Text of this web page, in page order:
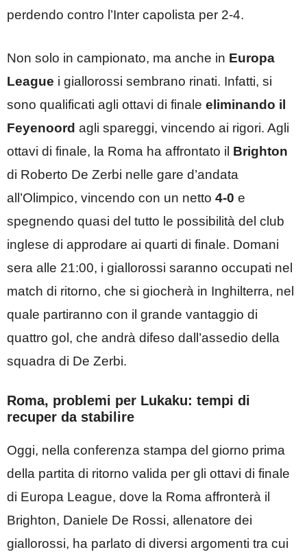
perdendo contro l’Inter capolista per 2-4.
Non solo in campionato, ma anche in Europa
League i giallorossi sembrano rinati. Infatti, si
sono qualificati agli ottavi di finale eliminando il
Feyenoord agli spareggi, vincendo ai rigori. Agli
ottavi di finale, la Roma ha affrontato il Brighton
di Roberto De Zerbi nelle gare d’andata
all’Olimpico, vincendo con un netto 4-0 e
spegnendo quasi del tutto le possibilità del club
inglese di approdare ai quarti di finale. Domani
sera alle 21:00, i giallorossi saranno occupati nel
match di ritorno, che si giocherà in Inghilterra, nel
quale partiranno con il grande vantaggio di
quattro gol, che andrà difeso dall’assedio della
squadra di De Zerbi.
Roma, problemi per Lukaku: tempi di
recuper da stabilire
Oggi, nella conferenza stampa del giorno prima
della partita di ritorno valida per gli ottavi di finale
di Europa League, dove la Roma affronterà il
Brighton, Daniele De Rossi, allenatore dei
giallorossi, ha parlato di diversi argomenti tra cui